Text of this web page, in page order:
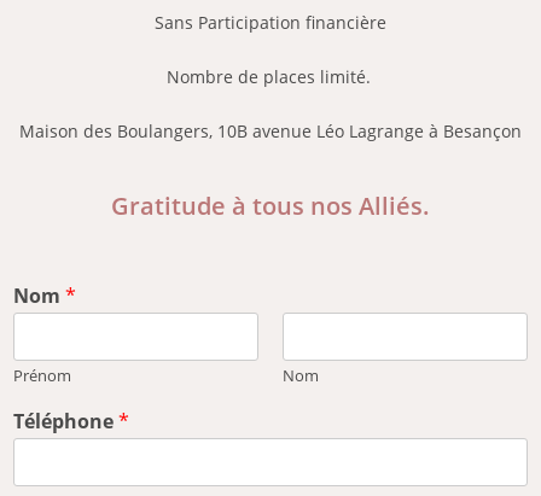
Sans Participation financière
Nombre de places limité.
Maison des Boulangers, 10B avenue Léo Lagrange à Besançon
Gratitude à tous nos Alliés.
Nom *
Prénom Nom
Téléphone*